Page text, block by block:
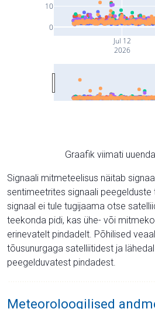
Jul 12
2026
0
10
Graafik viimati
Signaali mitmeteelisus näitab
sentimeetrites signaali peegelduste
signaal ei tule tugijaama otse
teekonda pidi, kas ühe- või
erinevatelt pindadelt. Põhilised
tõusunurgaga satelliitidest ja
peegelduvatest pindadest.
Meteoroloogilised